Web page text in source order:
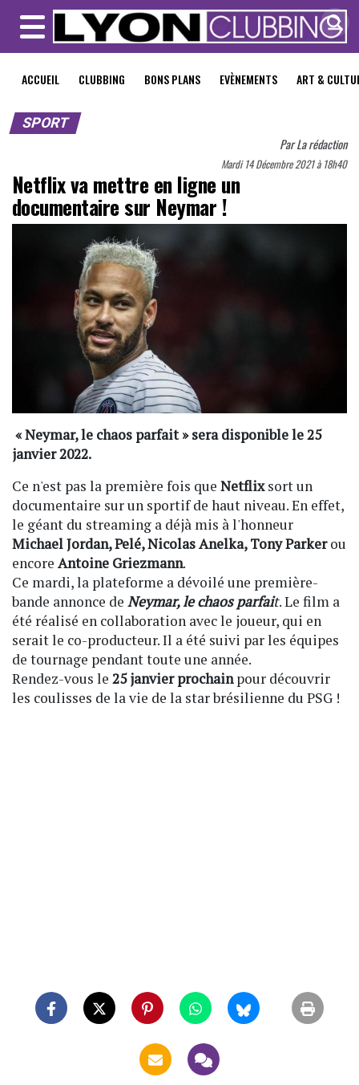
MENU
ACCUEIL CLUBBING BONS PLANS EVÈNEMENTS ART &
SPORT
ParLa rédaction
Mardi 14 Décembre 2021 à 18h40
Netflix va mettre en ligne un
documentaire sur Neymar !
« Neymar, le chaos parfait » sera disponible le 25
janvier 2022.
Ce n'est pas la première fois que Netflixsort un
documentaire sur un sportif de haut niveau. En effet,
le géant du streaming a déjà mis à l'honneur
Michael Jordan, Pelé, Nicolas Anelka, Tony Parkerou
encore Antoine Griezmann.
Ce mardi, la plateforme a dévoilé une première-
bande annonce de Neymar, le chaos parfait. Le film a
été réalisé en collaboration avec le joueur, qui en
serait le co-producteur. Il a été suivi par les équipes
de tournage pendant toute une année.
Rendez-vous le 25 janvier prochainpour découvrir
les coulisses de la vie de la star brésilienne du PSG !